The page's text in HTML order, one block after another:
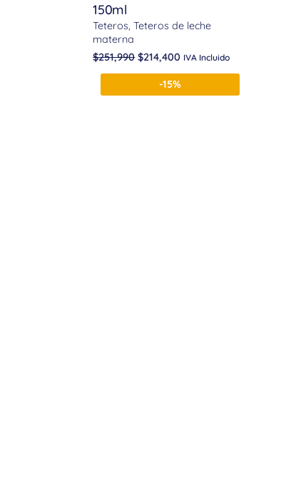
150ml
Teteros Teteros de leche
materna
$251,990 $214,400 IVA Incluido
-15%